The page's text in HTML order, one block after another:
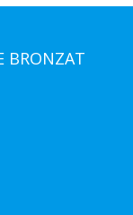
BRONZAT